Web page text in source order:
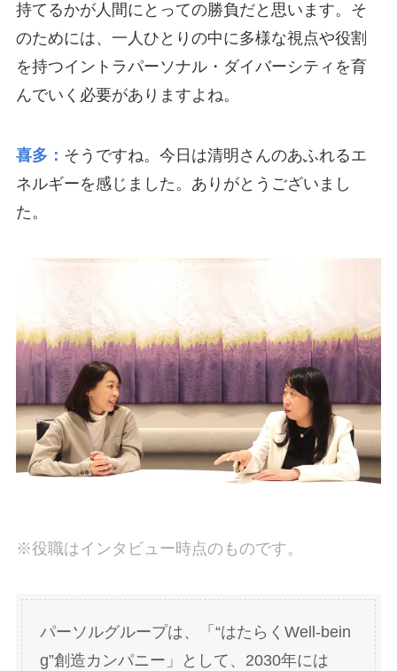
持てるかが人間にとっての勝負だと思います。そ
のためには、一人ひとりの中に多様な視点や役割
を持つイントラパーソナル・ダイバーシティを育
んでいく必要がありますよね。
喜多： そうですね。今日は清明さんのあふれるエ
ネルギーを感じました。ありがとうございまし
た。
※役職はインタビュー時点のものです。
パーソルグループは、「“はたらくWell-bein
g”創造カンパニー」として、2030年には